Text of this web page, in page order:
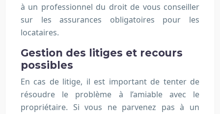
à un professionnel du droit de vous conseiller
sur les assurances obligatoires pour les
locataires.
Gestion des litiges et recours
possibles
En cas de litige, il est important de tenter de
résoudre le problème à l’amiable avec le
propriétaire. Si vous ne parvenez pas à un